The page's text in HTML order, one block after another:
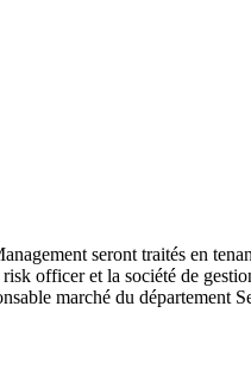
seront traités en
officer et la société de
marché du département